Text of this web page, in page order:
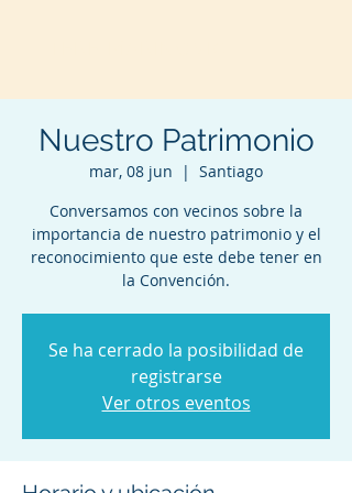
Nuestro Patrimonio
mar, 08 jun
  |
Santiago
Conversamos con vecinos sobre la
importancia de nuestro patrimonio y el
reconocimiento que este debe tener en
la Convención.
Se ha cerrado la posibilidad de
registrarse
Ver otros eventos